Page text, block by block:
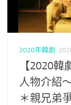
2020年韓劇
【2020
人物介紹
＊親兄弟